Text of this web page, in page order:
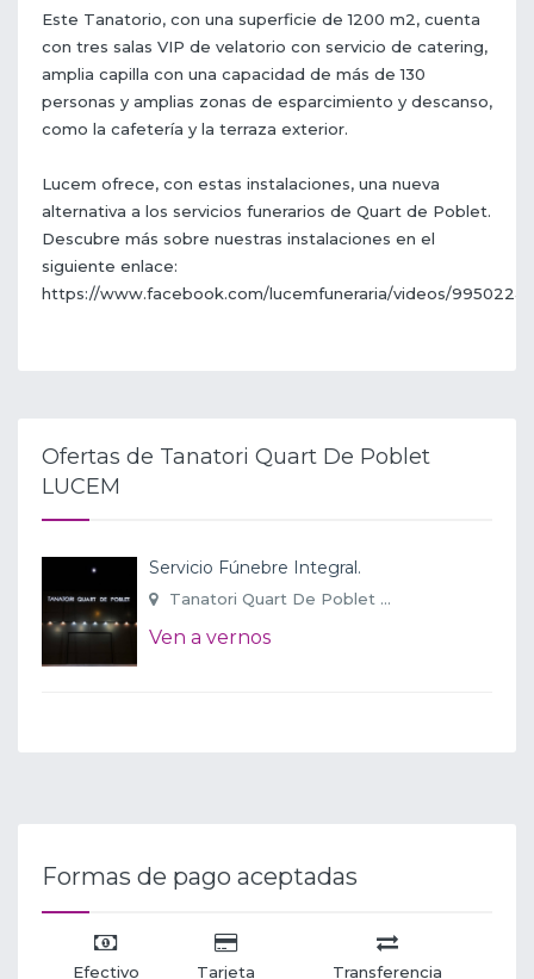
Este Tanatorio, con una superficie de 1200 m2, cuenta
con tres salas VIP de velatorio con servicio de catering,
amplia capilla con una capacidad de más de 130
personas y amplias zonas de esparcimiento y descanso,
como la cafetería y la terraza exterior.
Lucem ofrece, con estas instalaciones, una nueva
alternativa a los servicios funerarios de Quart de Poblet.
Descubre más sobre nuestras instalaciones en el
siguiente enlace:
https://www.facebook.com/lucemfuneraria/videos/
Ofertas de Tanatori Quart De Poblet
LUCEM
Servicio Fúnebre Integral.
Tanatori Quart De Poblet ...
Ven a vernos
Formas de pago aceptadas
Efectivo Tarjeta Transferencia